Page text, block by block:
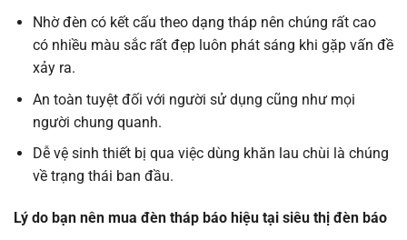
Nhờ đèn có kết cấu theo dạng tháp nên chúng rất cao
có nhiều màu sắc rất đẹp luôn phát sáng khi gặp vấn đề
xảy ra.
An toàn tuyệt đối với người sử dụng cũng như mọi
người chung quanh.
Dễ vệ sinh thiết bị qua việc dùng khăn lau chùi là chúng
về trạng thái ban đầu.
Lý do bạn nên mua đèn tháp báo hiệu tại siêu thị đèn báo